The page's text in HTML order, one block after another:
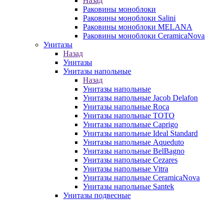
Раковины моноблоки
Раковины моноблоки Salini
Раковины моноблоки MELANA
Раковины моноблоки CeramicaNova
Унитазы
Назад
Унитазы
Унитазы напольные
Назад
Унитазы напольные
Унитазы напольные Jacob Delafon
Унитазы напольные Roca
Унитазы напольные TOTO
Унитазы напольные Caprigo
Унитазы напольные Ideal Standard
Унитазы напольные Aqueduto
Унитазы напольные BelBagno
Унитазы напольные Cezares
Унитазы напольные Vitra
Унитазы напольные CeramicaNova
Унитазы напольные Santek
Унитазы подвесные